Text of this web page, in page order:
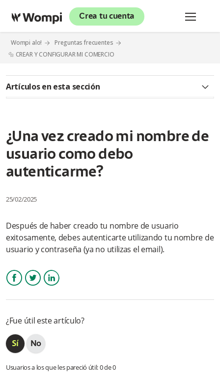
Crea tu cuenta
Wompi alo!
Preguntas frecuentes
🔩 CREAR Y CONFIGURAR MI COMERCIO
Artículos en esta sección
¿Qué es Wompi?
¿Qué hace una plataforma de pagos como Wompi?
¿Cuáles son los planes y tarifas que maneja la plataforma
¿Cuánto cuesta abrir una cuenta en Wompi?
Quiero hacer mi registro a la Plataforma Wompi desde mi
Olvidé mi contraseña ¿Cómo puedo restablecerla?
¿Puedo subir un logo personalizado?
¿Una vez creado mi nombre de
usuario como debo
autenticarme?
25/02/2025
Después de haber creado tu nombre de usuario
exitosamente, debes autenticarte utilizando tu nombre de
usuario y contraseña (ya no utilizas el email).
¿Fue útil este artículo?
Usuarios a los que les pareció útil: 0 de 0